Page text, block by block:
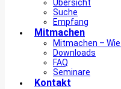
Übersicht
Suche
Empfang
Mitmachen
Mitmachen –
Downloads
FAQ
Seminare
Kontakt